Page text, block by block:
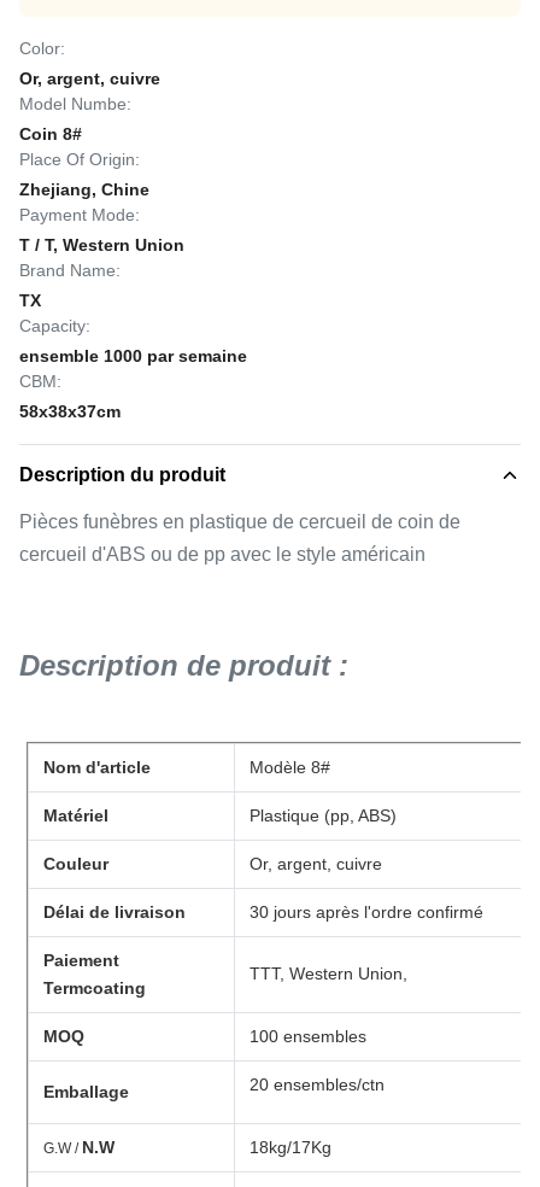
Color:
Or, argent, cuivre
Model Numbe:
Coin 8#
Place Of Origin:
Zhejiang, Chine
Payment Mode:
T / T, Western Union
Brand Name:
TX
Capacity:
ensemble 1000 par semaine
CBM:
58x38x37cm
Description du produit
Pièces funèbres en plastique de cercueil de coin de
cercueil d'ABS ou de pp avec le style américain
Description de produit :
Nom d'article Modèle 8#
Matériel Plastique (pp, ABS)
Couleur Or, argent, cuivre
Délai de livraison 30 jours après l'ordre confirmé
Paiement
Termcoating
TTT, Western Union,
MOQ 100 ensembles
Emballage 20 ensembles/ctn
G.W / N.W 18kg/17Kg